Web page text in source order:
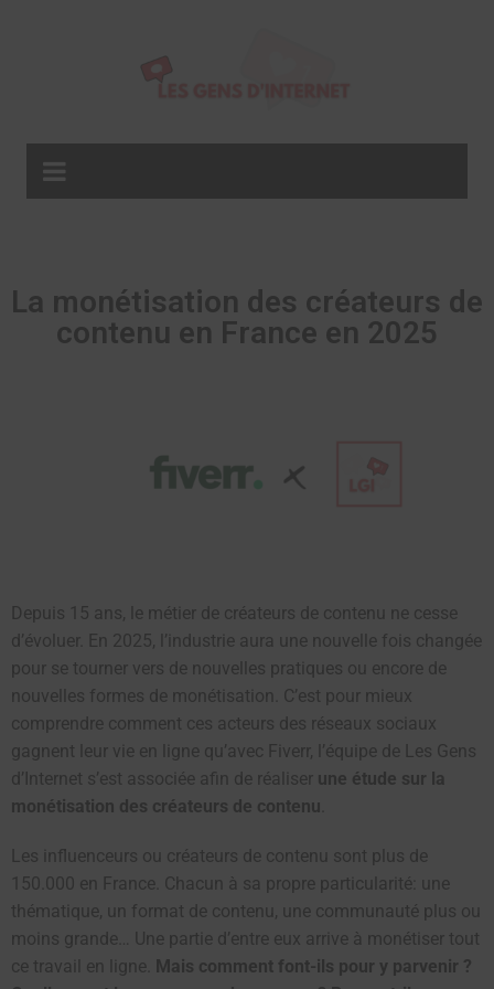
La monétisation des créateurs de
contenu en France en 2025
Depuis 15 ans, le métier de créateurs de contenu ne cesse
d’évoluer. En 2025, l’industrie aura une nouvelle fois changée
pour se tourner vers de nouvelles pratiques ou encore de
nouvelles formes de monétisation. C’est pour mieux
comprendre comment ces acteurs des réseaux sociaux
gagnent leur vie en ligne qu’avec Fiverr, l’équipe de Les Gens
d’Internet s’est associée afin de réaliser une étude sur la
monétisation des créateurs de contenu
Les influenceurs ou créateurs de contenu sont plus de
150.000 en France. Chacun à sa propre particularité: une
thématique, un format de contenu, une communauté plus ou
moins grande… Une partie d’entre eux arrive à monétiser tout
ce travail en ligne. Mais comment font-ils pour y parvenir ?